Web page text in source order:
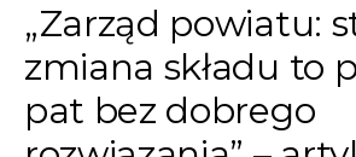
„Zarząd powiatu:
zmiana składu to
pat bez dobrego